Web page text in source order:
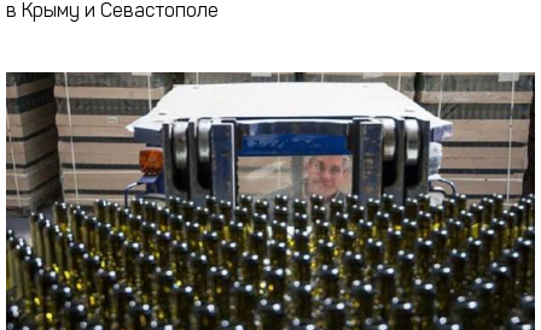
в Крыму и Севастополе